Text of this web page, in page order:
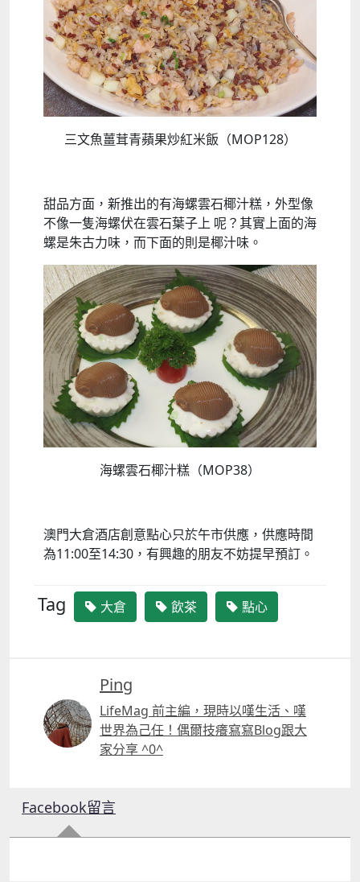
三文魚薑茸青蘋果炒紅米飯（MOP128）
甜品方面，新推出的有海螺雲石椰汁糕，外型像
不像一隻海螺伏在雲石葉子上 呢？其實上面的海
螺是朱古力味，而下面的則是椰汁味。
海螺雲石椰汁糕（MOP38）
澳門大倉酒店創意點心只於午市供應，供應時間
為11:00至14:30，有興趣的朋友不妨提早預訂。
Tag 大倉 飲茶 點心
Ping
LifeMag 前主編，現時以嘆生活、嘆
世界為己任！偶爾技癢寫寫Blog跟大
家分享 ^0^
Facebook留言